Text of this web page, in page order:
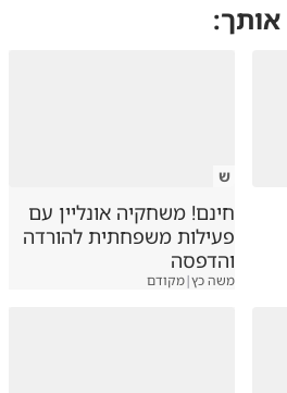
אותך:
ש
חינם! משחקיה אונליין עם
פעילות משפחתית להורדה
והדפסה
משה כץ|מקודם